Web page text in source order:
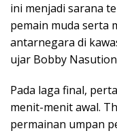
ini menjadi sarana
pemain muda serta
antarnegara di
ujar Bobby
Pada laga final,
menit-menit awal.
permainan umpan